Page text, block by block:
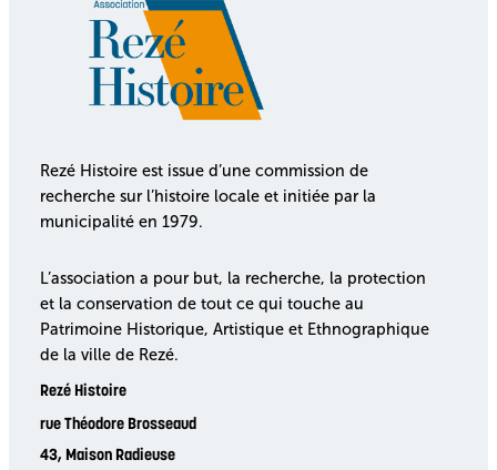
Rezé Histoire est issue d’une commission de
recherche sur l’histoire locale et initiée par la
municipalité en 1979.
L’association a pour but, la recherche, la protection
et la conservation de tout ce qui touche au
Patrimoine Historique, Artistique et Ethnographique
de la ville de Rezé.
Rezé Histoire
rue Théodore Brosseaud
43, Maison Radieuse